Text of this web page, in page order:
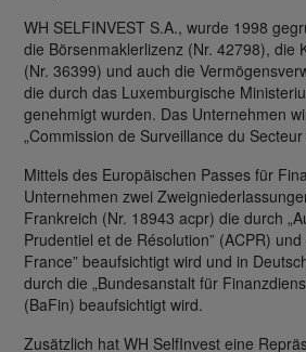
WH SELFINVEST S.A., wurde 1998
die Börsenmaklerlizenz (Nr. 42798), die
(Nr. 36399) und auch die
die durch das Luxemburgische
genehmigt wurden. Das Unternehmen
„Commission de Surveillance du
Mittels des Europäischen Passes für
Unternehmen zwei
Frankreich (Nr. 18943 acpr) die durch
Prudentiel et de Résolution” (ACPR)
France” beaufsichtigt wird und in
durch die „Bundesanstalt für
(BaFin) beaufsichtigt wird.
Zusätzlich hat WH SelfInvest eine